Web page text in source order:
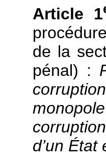
Article 1
de la
pénal) :
d’un